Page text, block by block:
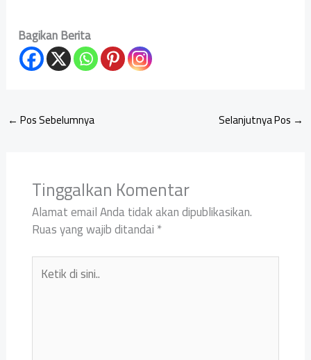
Bagikan Berita
← Pos Sebelumnya Selanjutnya Pos →
Tinggalkan Komentar
Alamat email Anda tidak akan dipublikasikan.
Ruas yang wajib ditandai*
Ketik